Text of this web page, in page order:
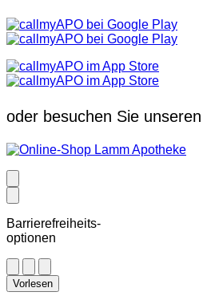
oder besuchen Sie unseren
Barrierefreiheits-
optionen
Vorlesen